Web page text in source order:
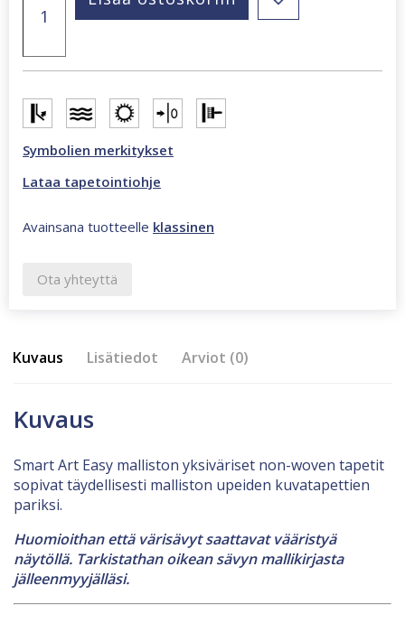
Easy
tapetti
32430
Symbolien merkitykset
Lataa tapetointiohje
Avainsana tuotteelle klassinen
Ota yhteyttä
Kuvaus Lisätiedot Arviot (0)
Kuvaus
Smart Art Easy malliston yksiväriset non-woven tapetit
sopivat täydellisesti malliston upeiden kuvatapettien
pariksi.
Huomioithan että värisävyt saattavat vääristyä
näytöllä. Tarkistathan oikean sävyn mallikirjasta
jälleenmyyjälläsi.